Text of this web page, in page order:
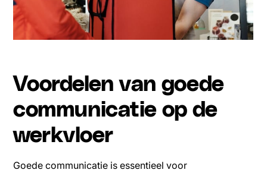
Voordelen van goede
communicatie op de
werkvloer
Goede communicatie is essentieel voor